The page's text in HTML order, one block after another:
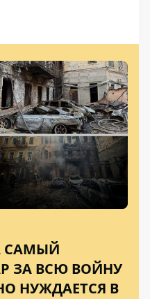
САМЫЙ
ЗА ВСЮ ВОЙНУ
НУЖДАЕТСЯ В